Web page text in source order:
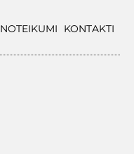
NOTEIKUMI KONTAKTI